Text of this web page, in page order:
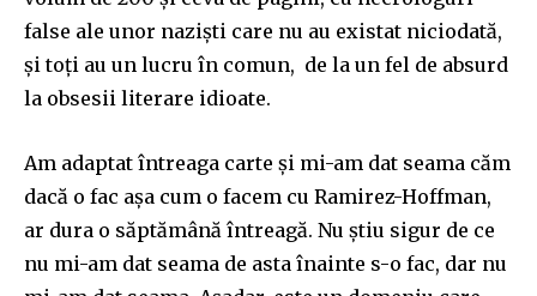
false ale unor naziști care nu au existat niciodată,
și toți au un lucru în comun, de la un fel de absurd
la obsesii literare idioate.
Am adaptat întreaga carte și mi-am dat seama căm
dacă o fac așa cum o facem cu Ramirez-Hoffman,
ar dura o săptămână întreagă. Nu știu sigur de ce
nu mi-am dat seama de asta înainte s-o fac, dar nu